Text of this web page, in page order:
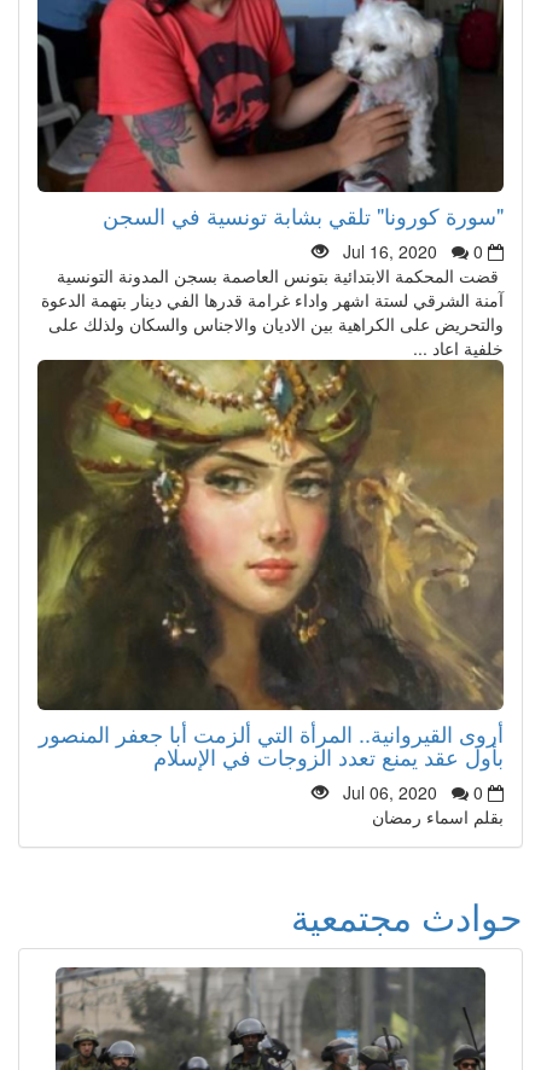
"سورة كورونا" تلقي بشابة تونسية في السجن
Jul 16, 2020
0
قضت المحكمة الابتدائية بتونس العاصمة بسجن المدونة التونسية
آمنة الشرقي لستة اشهر واداء غرامة قدرها الفي دينار بتهمة الدعوة
والتحريض على الكراهية بين الاديان والاجناس والسكان ولذلك على
خلفية اعاد ...
أروى القيروانية.. المرأة التي ألزمت أبا جعفر المنصور
بأول عقد يمنع تعدد الزوجات في الإسلام
Jul 06, 2020
0
بقلم اسماء رمضان
حوادث مجتمعية